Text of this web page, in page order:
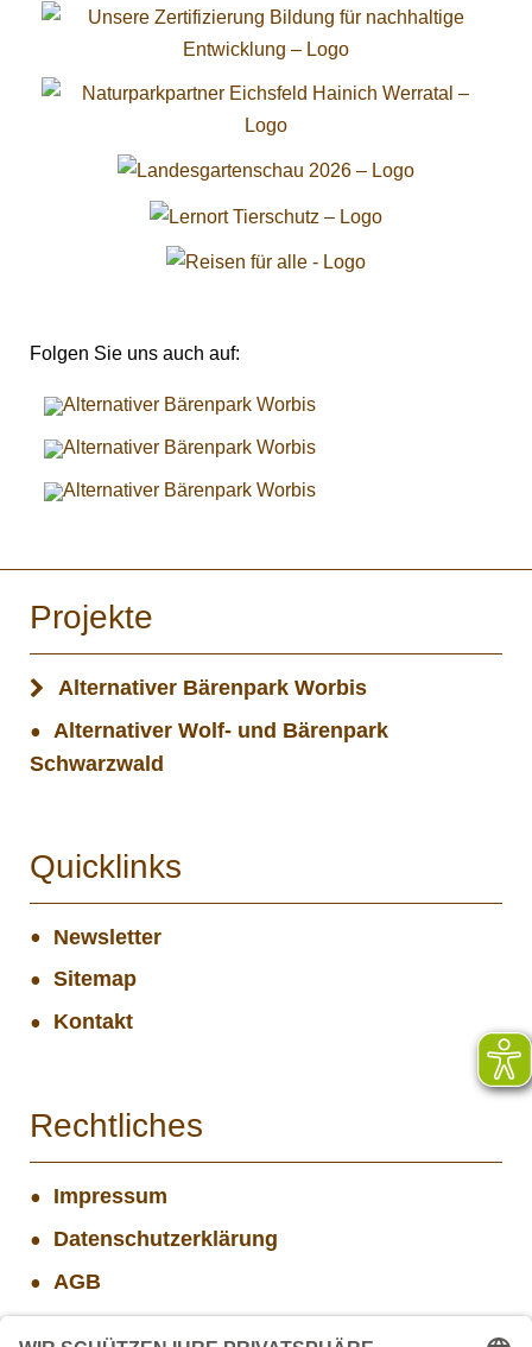
Folgen Sie uns auch auf:
Projekte
Alternativer Bärenpark Worbis
Alternativer Wolf- und Bärenpark
Schwarzwald
Quicklinks
Newsletter
Sitemap
Kontakt
Rechtliches
Impressum
Datenschutzerklärung
AGB
Widerrufsbelehrung